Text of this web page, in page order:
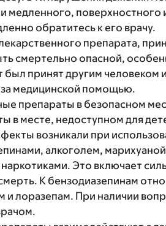
медленного, поверхностного
обратитесь к его врачу.
препарата,
смертельно опасной,
был принят другим человеком
медицинской помощью.
препараты в безопасном
в месте, недоступном для
возникали при
алкоголем,
Это включает
К бензодиазепинам
и лоразепам. При наличии